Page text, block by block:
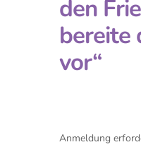
den
bereite
vor“
Anmeldung